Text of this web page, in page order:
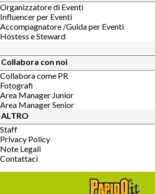
Organizzatore di Eventi
Influencer per Eventi
Accompagnatore /Guida per Eventi
Hostess e Steward
Collabora con noi
Collabora come PR
Fotografi
Area Manager Junior
Area Manager Senior
ALTRO
Staff
Privacy Policy
Note Legali
Contattaci